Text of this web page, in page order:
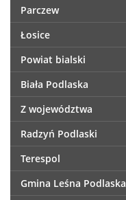
Parczew
Łosice
Powiat bialski
Biała Podlaska
Z województwa
Radzyń Podlaski
Terespol
Gmina Leśna Podlaska